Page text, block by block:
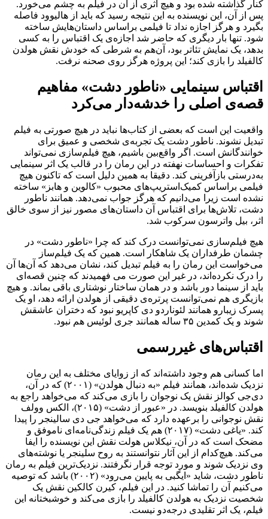
کنار گذاشته شده بود و هیچ اثری از آن در فیلم به چشم می‌خورد.
پس از آن، این نویسنده به این نتیجه رسید که باید از هالیوود فاصله
بگیرد و هرگز اجازه نداد تا فیلمی براساس داستان‌هایش ساخته
شود. تنها بار دیگری که حاضر شد اجازه‌ی یک اقتباس را به کسی
بدهد، یک نمایش تئاتر بود، آن‌هم به شرطی که خودش نقش هولدن
کالفیلد را بازی کند؛ این پروژه هرگز روی صحنه نرفت.
اقتباس سینمایی «ناطور دشت» مفاهیم
قصه‌ی اصلی را خدشه‌دار می‌کرد
واقعیت این است که بعضی از کتاب‌ها نباید در هیچ صورتی به فیلم
تبدیل نشوند. ناطور دشت یک تجربه‌ی شخصی و عمیق برای
خوانندگانش است. اگر واقع‌بین باشیم، هیچ فیلم‌سازی نمی‌تواند
تفکرات و احساسات نهفته در این رمان را در قالب یک اثر سینمایی
به‌درستی بازآفرینی کند. دقیقا به همین دلیل است که تاکنون هیچ
فیلمی براساس کمیک‌استریپ‌های محبوب «کالوین و هابز» ساخته
نشده است زیرا می‌دانیم که هرگز جواب نمی‌دهد. همانند ناطور
دشت، تلاش‌ها برای اقتباس آن داستان‌های مصور نیز از سوی خالق
اثر، بیل واترسون سرکوب شد.
هیچ فیلم‌سازی نمی‌توانست درک کند که چرا «ناطور دشت» در
چشمان طرفداران یک شاهکار است. همین که یک فیلم‌ساز
می‌خواست این رمان را به فیلم تبدیل کند، نشان می‌دهد که آن‌ها آن
را درک نکرده‌اند، در غیر این صورت می فهمیدند که چنین قصه‌ای
باید از سینما دور باشد و در همان ساختار نوشتاری باقی بماند. و هیچ
بازیگری هم نمی‌توانست پرتره‌ی دقیقی از هولدن ارائه دهد، او یک
پسرک زیبارو همانند لئوناردو دی کاپریو نبود که دختران عاشقش
شوند و یک کمدین ۳۵ ساله همانند جری لوئیس هم نبود.
اقتباس‌های غیررسمی
اما کسانی هم وجود داشته‌اند که از زوایای مختلف به این رمان
نزدیک شده‌اند، همانند فیلم «به دنبال هولدن» (۲۰۰۱) که در آن،
دی‌جی کوالز نقش یک نوجوان را بازی می‌کند که می‌خواهد راجع به
هولدن کالفیلد بنویسد. در «عبور از دشت» (۲۰۱۵)، الکس وولف
نقش نوجوانی را برعهده دارد که می‌خواهد جی دی سالینجر را پیدا
کند. «یاغی دشت» (۲۰۱۷) هم یک فیلم زندگی‌نامه‌ای ناموفق و
مضحک است که در آن، نیکلاس هولت نقش این نویسنده را ایفا
می‌کند. هیچ‌کدام از این آثار نتوانستند به روح سلینجر یا نوشته‌های
وی نزدیک شوند و مورد توجه قرار نگرفتند. نزدیک‌ترین فیلم به رمان
ناطور دشت، شاید «ایگبی به پایین می‌رود» (۲۰۰۲) باشد که توصیه
می‌کنیم آن را تماشا کنید. در این فیلم، کیرن کالکین نقش یک
شخصیت نزدیک به هولدن کالفیلد را بازی می‌کند و خوشبختانه این
فیلم، یک اثر تقلیدی درجه‌دو نیست.